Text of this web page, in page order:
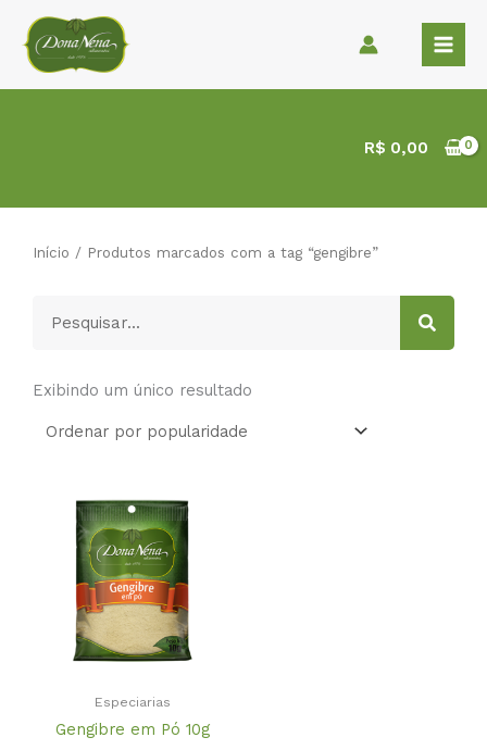
para
conteúdo
R$ 0,00
Início / Produtos marcados com a tag “gengibre”
Exibindo um único resultado
Especiarias
Gengibre em Pó 10g